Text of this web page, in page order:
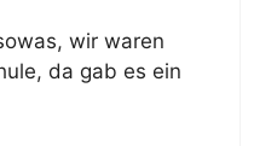
wir waren
da gab es ein